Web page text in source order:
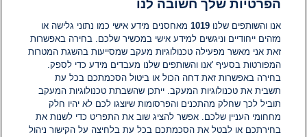
הפרטיות שלך חשובה לנו
אנו והשותפים שלנו1019 מאחסנים מידע אישי כמו נתוני גלישה או
מזהים ייחודיים וניגשים למידע אישי במכשיר שלכם. בחירה באפשרות
זאת אני מאשר מפעילה טכנולוגיות מעקב שמסייעות בהשגת המטרות
המפורטות בסעיף 'אנו והשותפים שלנו מעבדים מידע כדי לספק.
בחירה באפשרות זאת דחה הכול או ביטול הסכמתכם בכל עת
תשבית את טכנולוגיות המעקב. ייתכן שהשבתת טכנולוגיות המעקב
תוביל לכך שחלק מהתכנים והפרסומות שיוצגו לכם לא יהיו חלק
מחחומי העניין שלכם. אפשר להציג שוב את התפריט כדי לשנות את
בחירתכם או לבטל את הסכמתכם בכל עת בלחיצה על הקישור ניהול